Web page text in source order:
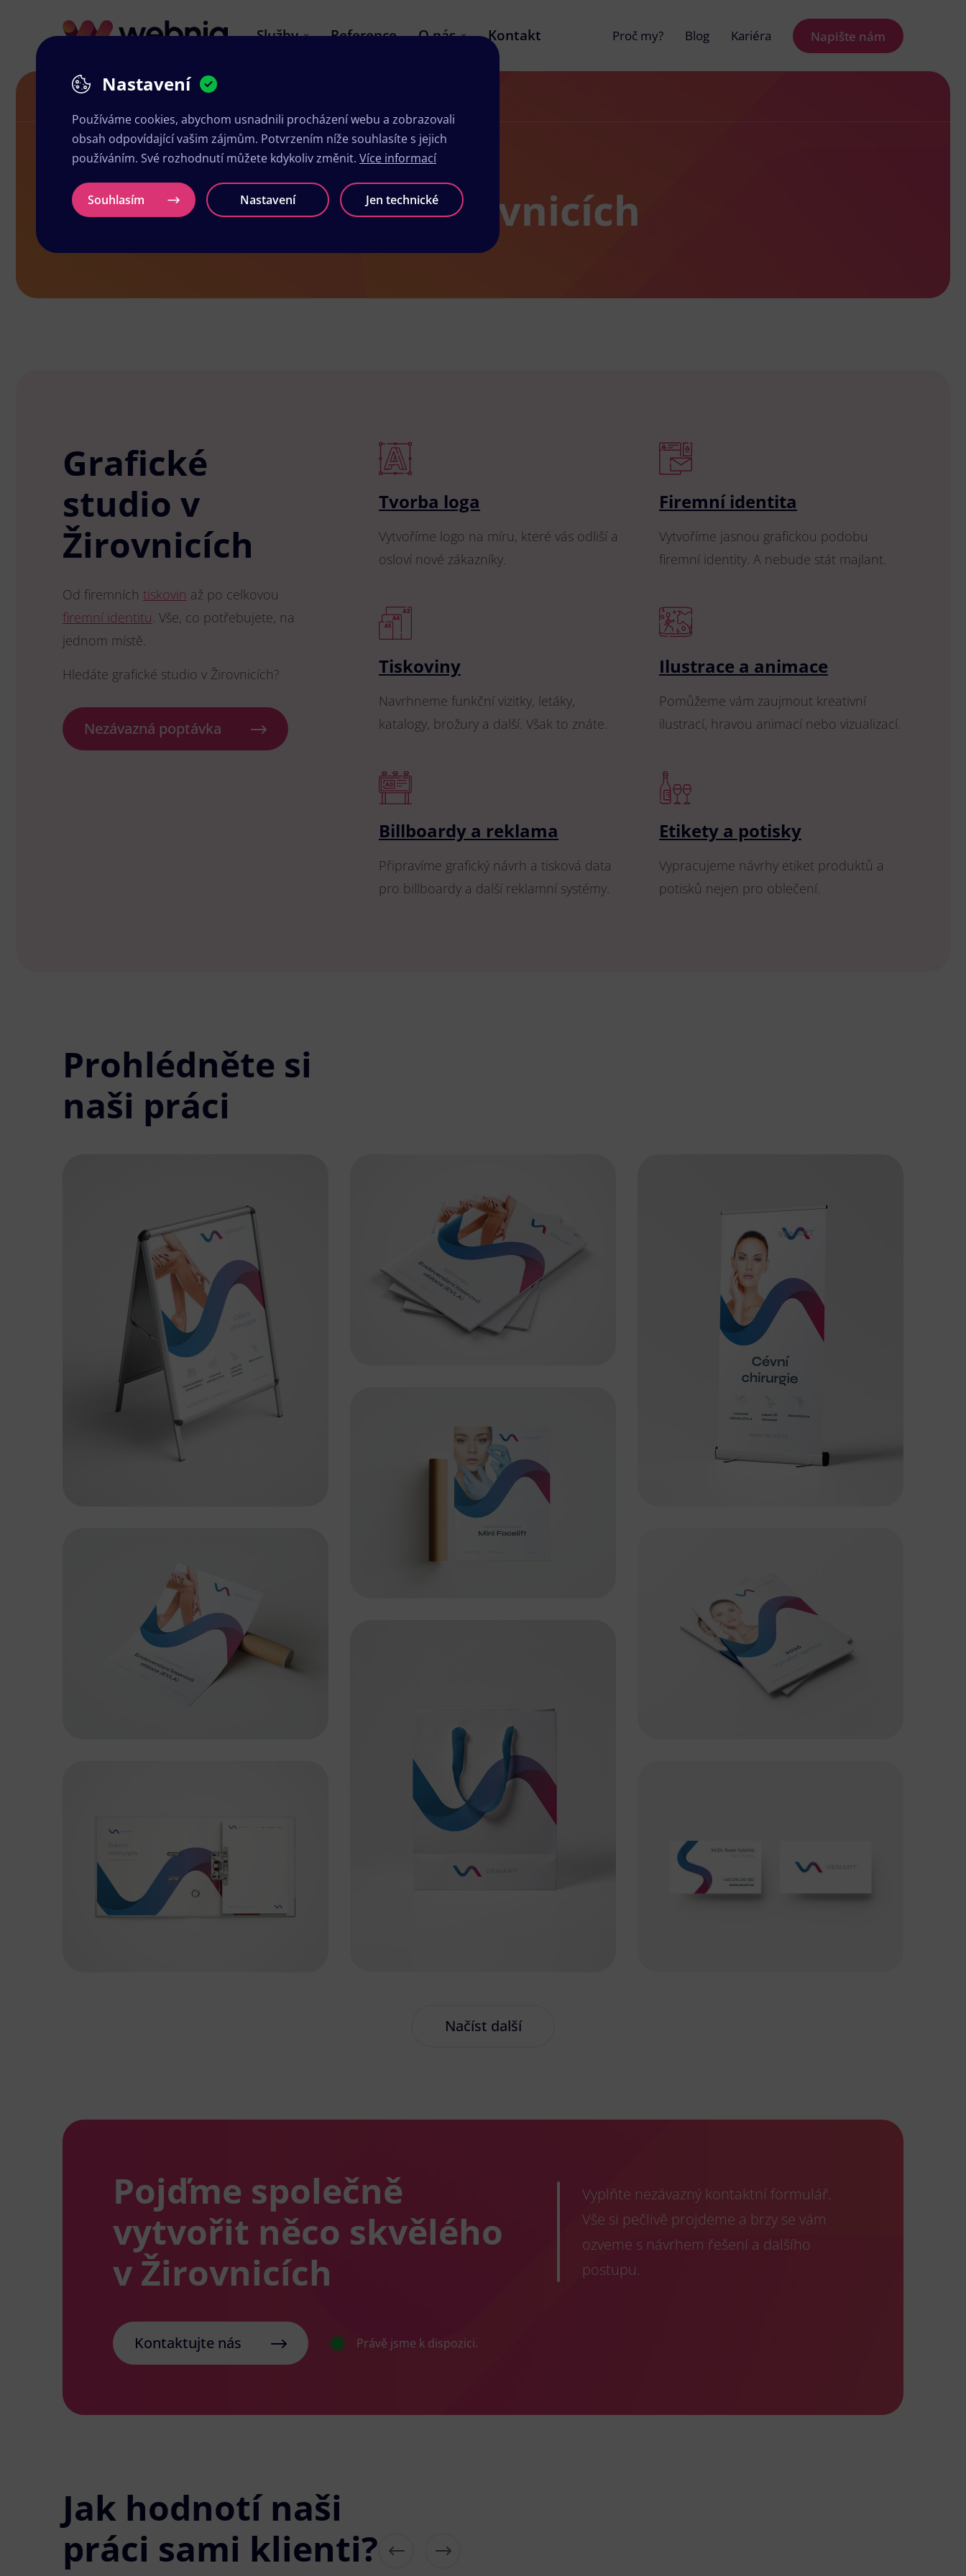
Služby Reference O nás Kontakt Proč my? Blog Kariéra Napište nám
Grafické studio v Žirovnicích
Grafické studio v Žirovnicích
Grafické
studio v
Žirovnicích
Od firemních tiskovin až po celkovou
firemní identitu. Vše, co potřebujete, na
jednom místě.
Hledáte grafické studio v Žirovnicích?
Nezávazná poptávka
Tvorba loga
Vytvoříme logo na míru, které vás odliší a
osloví nové zákazníky.
Firemní identita
Vytvoříme jasnou grafickou podobu
firemní identity. A nebude stát majlant.
Tiskoviny
Navrhneme funkční vizitky, letáky,
katalogy, brožury a další. Však to znáte.
Ilustrace a animace
Pomůžeme vám zaujmout kreativní
ilustrací, hravou animací nebo vizualizací.
Billboardy a reklama
Připravíme grafický návrh a tisková data
pro billboardy a další reklamní systémy.
Etikety a potisky
Vypracujeme návrhy etiket produktů a
potisků nejen pro oblečení.
Prohlédněte si
naši práci
Načíst další
Pojďme společně
vytvořit něco skvělého
v Žirovnicích
Vyplňte nezávazný kontaktní formulář.
Vše si pečlivě projdeme a brzy se vám
ozveme s návrhem řešení a dalšího
postupu.
Kontaktujte nás Právě jsme k dispozici.
Jak hodnotí naši
práci sami klienti?
Nastavení
Používáme cookies, abychom usnadnili procházení webu a zobrazovali
obsah odpovídající vašim zájmům. Potvrzením níže souhlasíte s jejich
používáním. Své rozhodnutí můžete kdykoliv změnit. Více informací
Souhlasím Nastavení Jen technické